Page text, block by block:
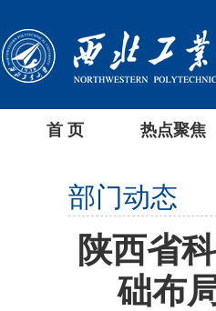
首 页 热点聚焦
部门动态
陕西省
础布